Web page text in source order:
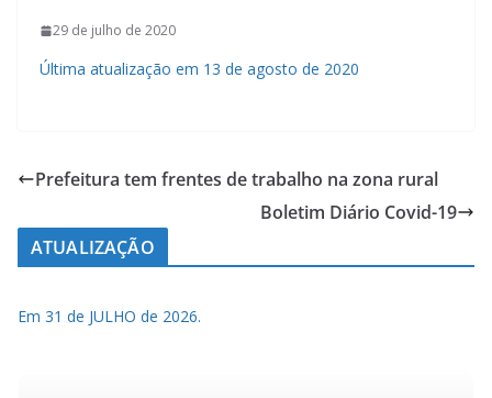
29 de julho de 2020
Última atualização em 13 de agosto de 2020
Prefeitura tem frentes de trabalho na zona rural
Boletim Diário Covid-19
ATUALIZAÇÃO
Em 31 de JULHO de 2026.